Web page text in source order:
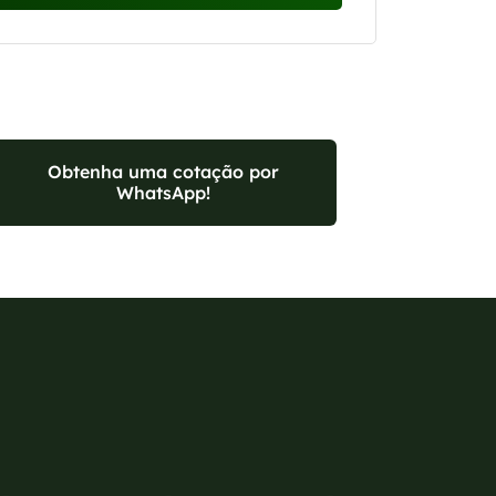
Obtenha uma cotação por
WhatsApp!